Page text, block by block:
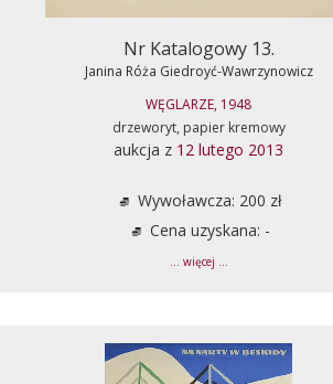
Nr Katalogowy 13.
Janina Róża Giedroyć-Wawrzynowicz
WĘGLARZE, 1948
drzeworyt, papier kremowy
aukcja z 12 lutego 2013
Wywoławcza: 200 zł
Cena uzyskana: -
... więcej ...